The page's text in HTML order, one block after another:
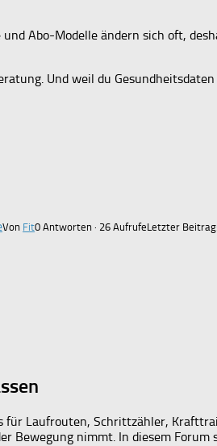
Abo-Modelle ändern sich oft,
Und weil du
Von Fit0 Antworten · 26 AufrufeLetzter Beitrag:
für Laufrouten, Schrittzähler,
Bewegung nimmt. In diesem